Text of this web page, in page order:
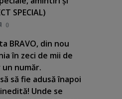
SPECIAL)
0
BRAVO, din nou
în zeci de mii de
număr.
să fie adusă înapoi
Unde se